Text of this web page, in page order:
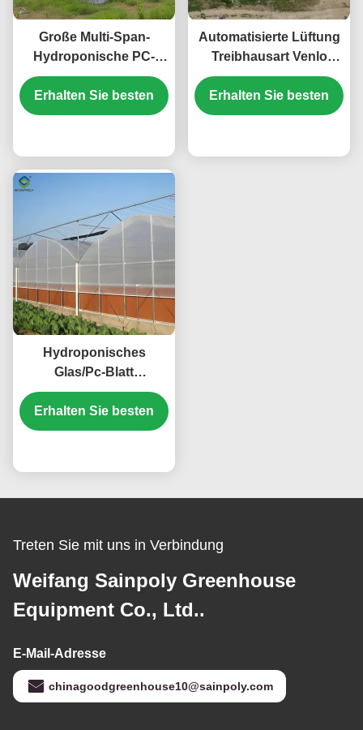
Große Multi-Span-
Hydroponische PC-
Blatt Gewächshaus
Schneewiderstandsfähige
Struktur
Erhalten Sie besten
Automatisierte Lüftung
Treibhausart Venlo
Polycarbonat Treibhaus
Energieeffizient
Erhalten Sie besten
Hydroponisches
Glas/Pc-Blatt
Gewächshaus mit
Tomatenanbausystem
Groß
Erhalten Sie besten
Treten Sie mit uns in Verbindung
Weifang Sainpoly Greenhouse
Equipment Co., Ltd..
E-Mail-Adresse
chinagoodgreenhouse10@sainpoly.com